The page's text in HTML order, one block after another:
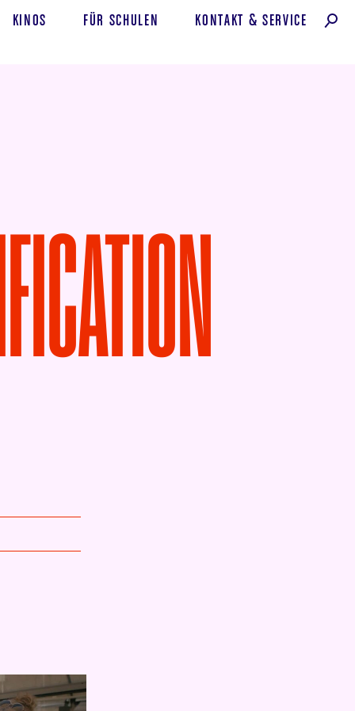
KINOS FÜR SCHULEN KONTAKT & SERVICE